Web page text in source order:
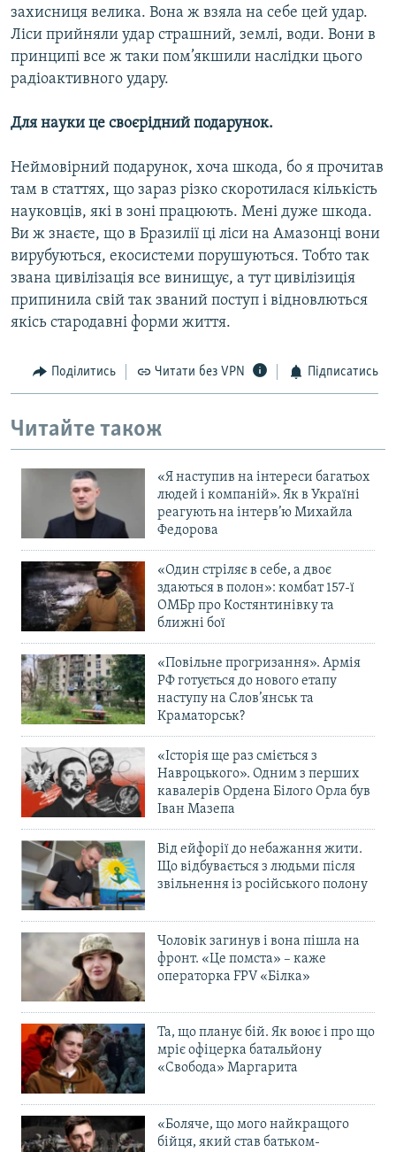
захисниця велика. Вона ж взяла на себе цей удар.
Ліси прийняли удар страшний, землі, води. Вони в
принципі все ж таки пом’якшили наслідки цього
радіоактивного удару.
Для науки це своєрідний подарунок.
Неймовірний подарунок, хоча шкода, бо я прочитав
там в статтях, що зараз різко скоротилася кількість
науковців, які в зоні працюють. Мені дуже шкода.
Ви ж знаєте, що в Бразилії ці ліси на Амазонці вони
вирубуються, екосистеми порушуються. Тобто так
звана цивілізація все винищує, а тут цивілізиція
припинила свій так званий поступ і відновлються
якісь стародавні форми життя.
Поділитись Читати без VPN Підписатись
Читайте також
«Я наступив на інтереси багатьох
людей і компаній». Як в Україні
реагують на інтерв’ю Михайла
Федорова
«Один стріляє в себе, а двоє
здаються в полон»: комбат 157-ї
ОМБр про Костянтинівку та
ближні бої
«Повільне прогризання». Армія
РФ готується до нового етапу
наступу на Слов’янськ та
Краматорськ?
«Історія ще раз сміється з
Навроцького». Одним з перших
кавалерів Ордена Білого Орла був
Іван Мазепа
Від ейфорії до небажання жити.
Що відбувається з людьми після
звільнення із російського полону
Чоловік загинув і вона пішла на
фронт. «Це помста» – каже
операторка FPV «Білка»
Та, що планує бій. Як воює і про що
мріє офіцерка батальйону
«Свобода» Маргарита
«Боляче, що мого найкращого
бійця, який став батьком-